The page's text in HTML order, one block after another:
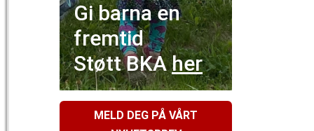
Gi barna en
fremtid
Støtt BKAher
MELD DEG PÅ VÅRT